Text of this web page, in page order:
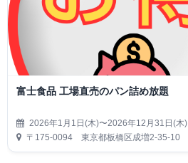
富士食品 工場直売のパン詰め放題
2026年1月1日(木)〜2026年12月31日(木)
〒175-0094 東京都板橋区成増2-35-10